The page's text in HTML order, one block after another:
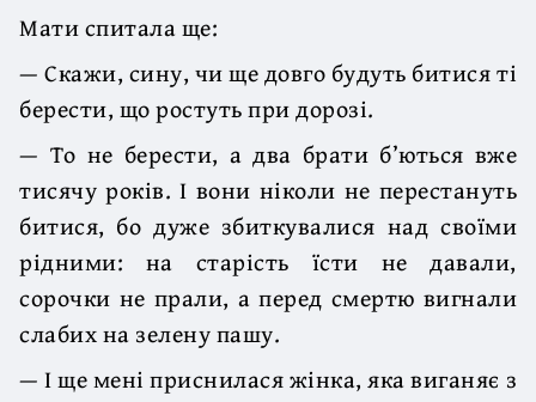
Мати спитала ще:
— Скажи, сину, чи ще довго будуть битися ті
берести, що ростуть при дорозі.
— То не берести, а два брати б’ються вже
тисячу років. І вони ніколи не перестануть
битися, бо дуже збиткувалися над своїми
рідними: на старість їсти не давали,
сорочки не прали, а перед смертю вигнали
слабих на зелену пашу.
— І ще мені приснилася жінка, яка виганяє з